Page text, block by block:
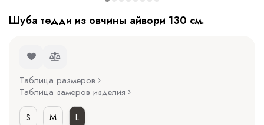
Шуба тедди из овчины айвори 130 см.
Таблица размеров
Таблица замеров изделия
S
M L